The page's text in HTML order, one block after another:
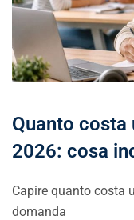
Quanto costa
2026: cosa
Capire quanto costa
domanda